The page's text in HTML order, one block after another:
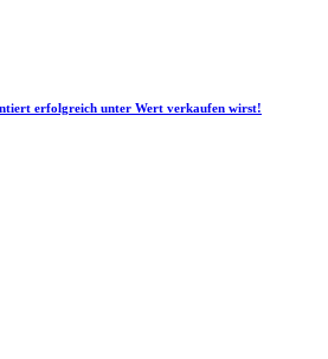
erfolgreich unter Wert verkaufen wirst!